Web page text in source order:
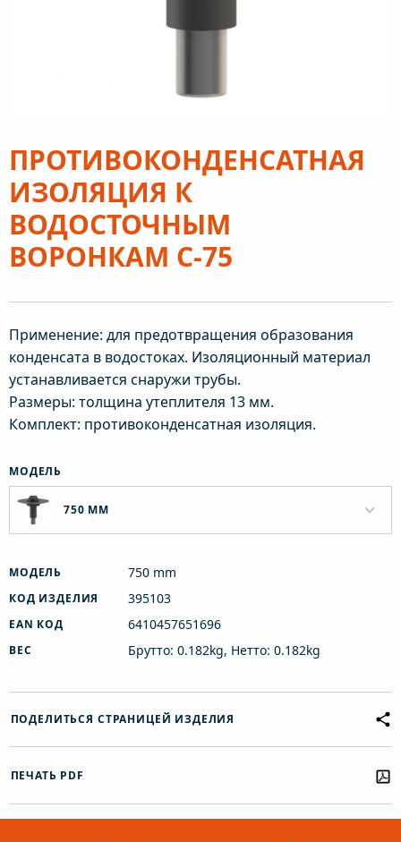
ПРОТИВОКОНДЕНСАТНАЯ
ИЗОЛЯЦИЯ К
ВОДОСТОЧНЫМ
ВОРОНКАМ С-75
Применение: для предотвращения образования
конденсата в водостоках. Изоляционный материал
устанавливается снаружи трубы.
Размеры: толщина утеплителя 13 мм.
Комплект: противоконденсатная изоляция.
МОДЕЛЬ
750 MM
МОДЕЛЬ 750 mm
КОД ИЗДЕЛИЯ 395103
EAN КОД 6410457651696
ВЕС Брутто: 0.182kg, Нетто: 0.182kg
ПОДЕЛИТЬСЯ СТРАНИЦЕЙ ИЗДЕЛИЯ
ПЕЧАТЬ PDF